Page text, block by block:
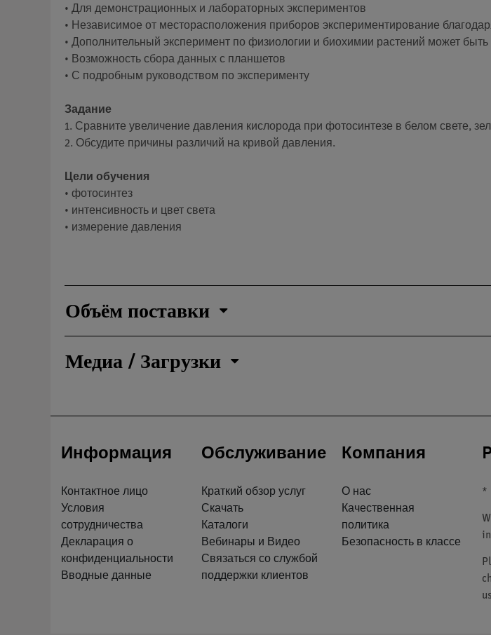
• Для демонстрационных и лабораторных экспериментов
• Независимое от месторасположения приборов экспериментирование
• Дополнительный эксперимент по физиологии и биохимии растений может
• Возможность сбора данных с планшетов
• С подробным руководством по эксперименту
Задание
1. Сравните увеличение давления кислорода при фотосинтезе в белом свете,
2. Обсудите причины различий на кривой давления.
Цели обучения
• фотосинтез
• интенсивность и цвет света
• измерение давления
Объём поставки
Медиа / Загрузки
Информация
Контактное лицо
Условия
сотрудничества
Декларация о
конфиденциальности
Вводные данные
Обслуживание
Краткий обзор услуг
Скачать
Каталоги
Вебинары и Видео
Связаться со службой
поддержки клиентов
Компания
О нас
Качественная
политика
Безопасность в классе
*